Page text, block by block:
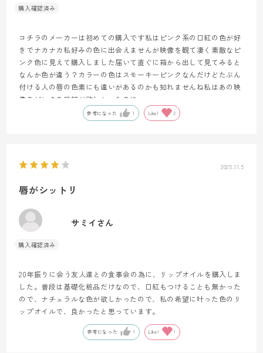
コチラのメーカーは初めての購入です私はピンク系の口紅の色が好
きでナカナカ私好みの色に出会えませんが映像を観て凄く素敵なピ
ンク色に見えて購入しました届いて直ぐに箱から出して見てみると
なんか色が違う？カラーの色はスモーキーピンクなんだけどたぶん
付ける人の唇の色素にも違いがあるのかも知れませんね私はあの映
像のピンクの口紅が欲しかったのに
参考になった 1 Like! 2
2025.11.5
唇がシットリ
サミイさん
20年振りに会う友人達との食事会の為に、リップオイルを購入しま
した。普段は基礎化粧品だけなので、口紅もつけることも無かった
ので、ナチュラルな色が欲しかったので、私の希望に叶った色のリ
ップオイルで、良かったと思っています。
参考になった 1 Like! 1